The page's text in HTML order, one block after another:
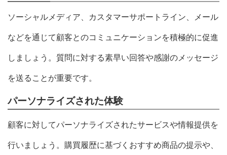
ソーシャルメディア、カスタマーサポートライン、メール
などを通じて顧客とのコミュニケーションを積極的に促進
しましょう。質問に対する素早い回答や感謝のメッセージ
を送ることが重要です。
パーソナライズされた体験
顧客に対してパーソナライズされたサービスや情報提供を
行いましょう。購買履歴に基づくおすすめ商品の提示や、